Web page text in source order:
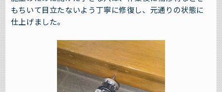
もちいて目立たないよう丁寧に修復し、元通りの状態に
仕上げました。